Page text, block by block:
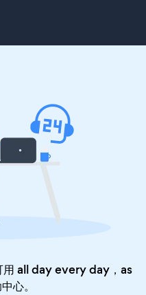
all day every day，as
心。